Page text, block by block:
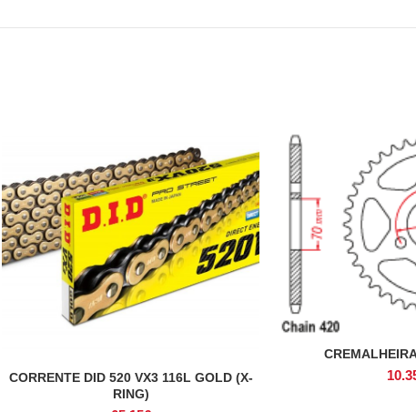
ADICIONAR
CORRENTE DID 520 VX3 116L GOLD (X-
RING)